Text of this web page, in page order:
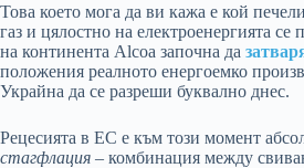
Това което мога да ви кажа е кой
газ и цялостно на електроенергията
на континента Alcoa започна да
положения реалното енергоемко
Украйна да се разреши буквално днес.
Рецесията в ЕС е към този момент
стагфлация – комбинация между